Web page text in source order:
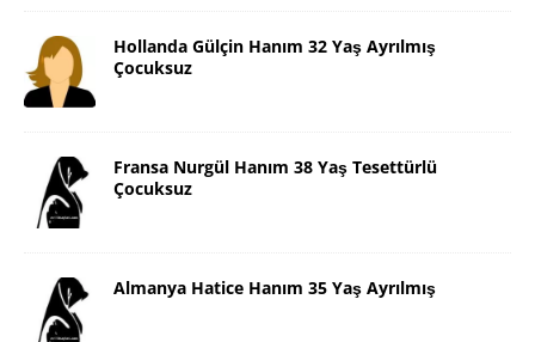
Hollanda Gülçin Hanım 32 Yaş Ayrılmış
Çocuksuz
Fransa Nurgül Hanım 38 Yaş Tesettürlü
Çocuksuz
Almanya Hatice Hanım 35 Yaş Ayrılmış